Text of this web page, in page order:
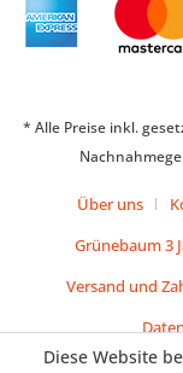
* Alle Preise inkl.
Über uns
Grünebaum 3
Versand und
Diese Website